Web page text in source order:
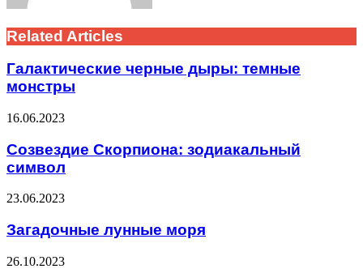
Related Articles
Галактические черные дыры: темные
монстры
16.06.2023
Созвездие Скорпиона: зодиакальный
символ
23.06.2023
Загадочные лунные моря
26.10.2023